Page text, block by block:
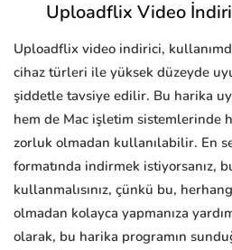
Uploadflix Video
Uploadflix video indirici,
cihaz türleri ile yüksek düzeyde
şiddetle tavsiye edilir. Bu harika
hem de Mac işletim sistemlerinde
zorluk olmadan kullanılabilir. En
formatında indirmek istiyorsanız,
kullanmalısınız, çünkü bu,
olmadan kolayca yapmanıza
olarak, bu harika programın